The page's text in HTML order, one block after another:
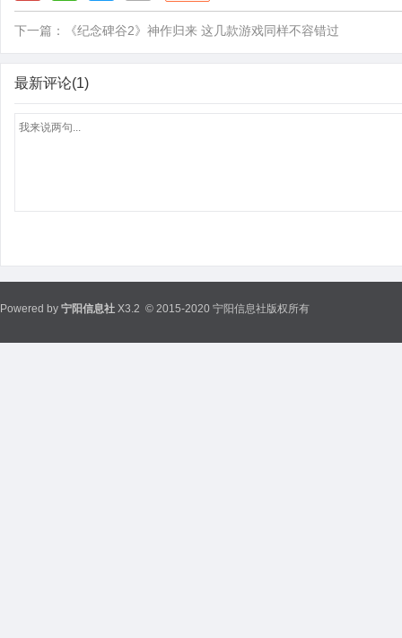
下一篇： 《纪念碑谷2》神作归来 这几款游戏同样不容错过
最新评论(1)
Powered by 宁阳信息社 X3.2 © 2015-2020 宁阳信息社版权所有